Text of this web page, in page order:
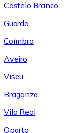
Castelo Branco
Guarda
Coímbra
Aveiro
Viseu
Braganza
Vila Real
Oporto